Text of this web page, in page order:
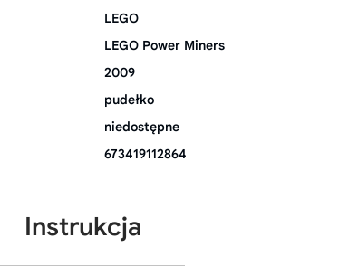
LEGO
LEGO Power Miners
2009
pudełko
niedostępne
673419112864
Instrukcja